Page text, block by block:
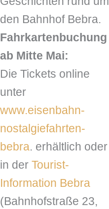
den Bahnhof Bebra.
Fahrkartenbuchung
ab Mitte Mai:
Die Tickets online
unter
www.eisenbahn-
nostalgiefahrten-
bebra. erhältlich oder
in der Tourist-
Information Bebra
(Bahnhofstraße 23,